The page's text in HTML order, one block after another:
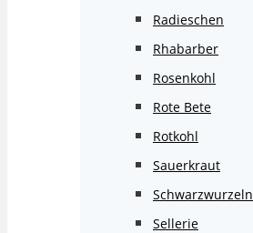
Radieschen
Rhabarber
Rosenkohl
Rote Bete
Rotkohl
Sauerkraut
Schwarzwurzeln
Sellerie